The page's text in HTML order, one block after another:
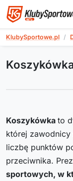
KlubySportowe.pl
Koszykówka to
której zawodnicy
liczbę punktów
przeciwnika.
sportowych, w